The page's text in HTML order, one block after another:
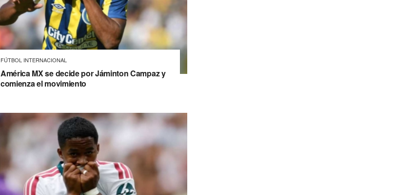
FÚTBOL INTERNACIONAL
América MX se decide por Jáminton Campaz y
comienza el movimiento